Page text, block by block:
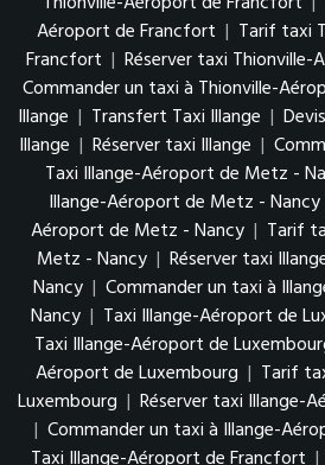
Aéroport de Francfort | Tarif taxi
Francfort | Réserver taxi
Commander un taxi à Thionville-
Illange | Transfert Taxi Illange |
Illange | Réserver taxi Illange |
Taxi Illange-Aéroport de Metz -
Illange-Aéroport de Metz - Nancy
Aéroport de Metz - Nancy | Tarif
Metz - Nancy | Réserver taxi
Nancy | Commander un taxi à
Nancy | Taxi Illange-Aéroport de
Taxi Illange-Aéroport de
Aéroport de Luxembourg | Tarif
Luxembourg | Réserver taxi Illange-
| Commander un taxi à Illange-